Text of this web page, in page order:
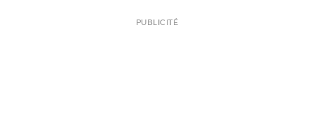
PUBLICITÉ